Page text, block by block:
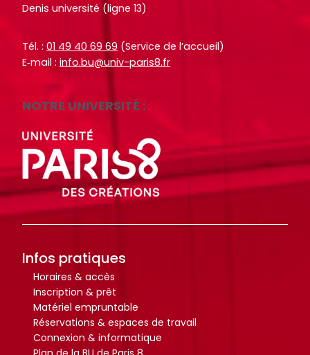
Denis université (ligne 13)
Tél. : 01 49 40 69 69 (Service de l’accueil)
E‑mail : info.bu@univ-paris8.fr
NOTRE UNIVERSITÉ :
Infos pratiques
Horaires & accès
Inscription & prêt
Matériel empruntable
Réservations & espaces de travail
Connexion & informatique